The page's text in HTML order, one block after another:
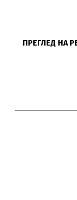
ПРЕГЛЕД НА